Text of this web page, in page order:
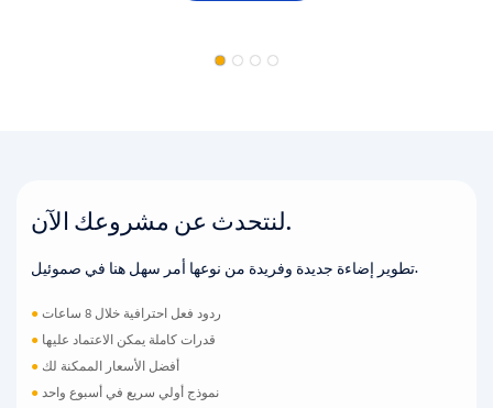
لنتحدث عن مشروعك الآن.
تطوير إضاءة جديدة وفريدة من نوعها أمر سهل هنا في صموئيل.
●
ردود فعل احترافية خلال 8 ساعات
● قدرات كاملة يمكن الاعتماد عليها
● أفضل الأسعار الممكنة لك
●نموذج أولي سريع في أسبوع واحد